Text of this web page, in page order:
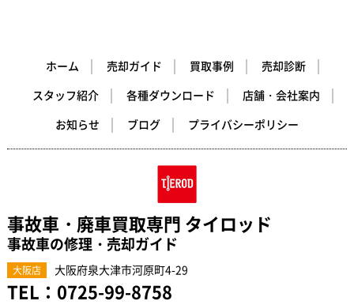
ホーム 売却ガイド 買取事例
売却診断
スタッフ紹介
各種ダウンロード
店舗・会社案内
お知らせ
ブログ プライバシーポリシー
事故車・廃車買取専門 タイロッド
事故車の修理・売却ガイド
大阪店 大阪府泉大津市河原町4-29
TEL： 0725-99-8758